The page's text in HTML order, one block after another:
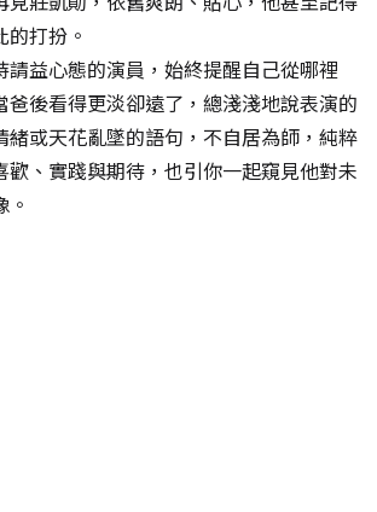
打扮。
請益心態的演員，始終提醒自己從哪裡
爸後看得更淡卻遠了，總淺淺地說表演的
緒或天花亂墜的語句，不自居為師，純粹
歡、實踐與期待，也引你一起窺見他對未